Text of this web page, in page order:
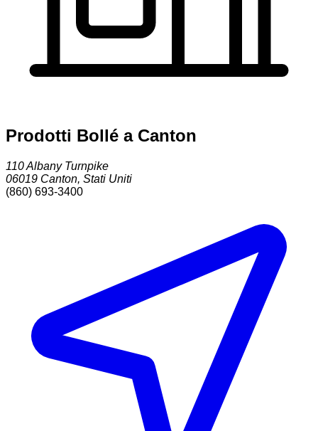
Prodotti Bollé a Canton
110 Albany Turnpike
06019 Canton, Stati Uniti
(860) 693-3400